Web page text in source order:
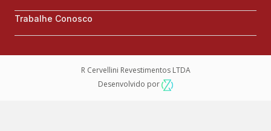
Trabalhe Conosco
R Cervellini Revestimentos LTDA
Desenvolvido por